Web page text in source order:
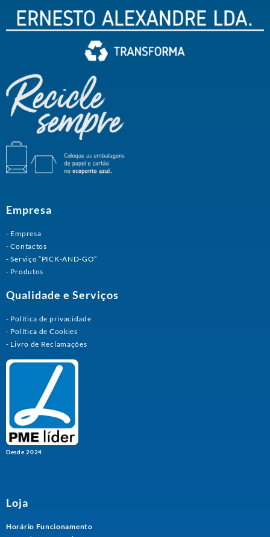
Empresa
Empresa
Contactos
Serviço “PICK-AND-GO”
Produtos
Qualidade e Serviços
Política de privacidade
Política de Cookies
Livro de Reclamações
Desde 2024
Loja
Horário Funcionamento